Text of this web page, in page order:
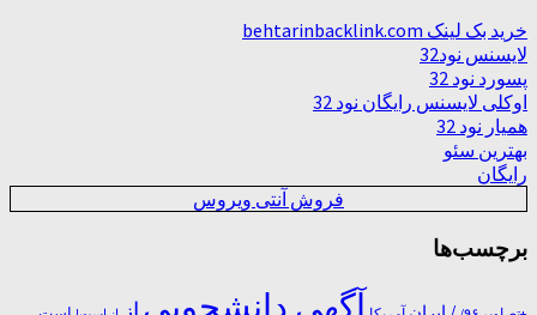
خرید بک لینک behtarinbacklink.com
لایسنس نود32
پسورد نود 32
اوکلی لایسنس رایگان نود 32
همیار نود 32
بهترین سئو
رایگان
فروش آنتی ویروس
برچسب‌ها